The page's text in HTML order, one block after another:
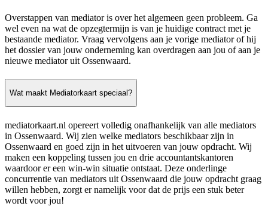
Overstappen van mediator is over het algemeen geen probleem. Ga
wel even na wat de opzegtermijn is van je huidige contract met je
bestaande mediator. Vraag vervolgens aan je vorige mediator of hij
het dossier van jouw onderneming kan overdragen aan jou of aan je
nieuwe mediator uit Ossenwaard.
Wat maakt Mediatorkaart speciaal?
mediatorkaart.nl opereert volledig onafhankelijk van alle mediators
in Ossenwaard. Wij zien welke mediators beschikbaar zijn in
Ossenwaard en goed zijn in het uitvoeren van jouw opdracht. Wij
maken een koppeling tussen jou en drie accountantskantoren
waardoor er een win-win situatie ontstaat. Deze onderlinge
concurrentie van mediators uit Ossenwaard die jouw opdracht graag
willen hebben, zorgt er namelijk voor dat de prijs een stuk beter
wordt voor jou!